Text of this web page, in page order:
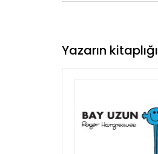
Yazarın kitaplığı